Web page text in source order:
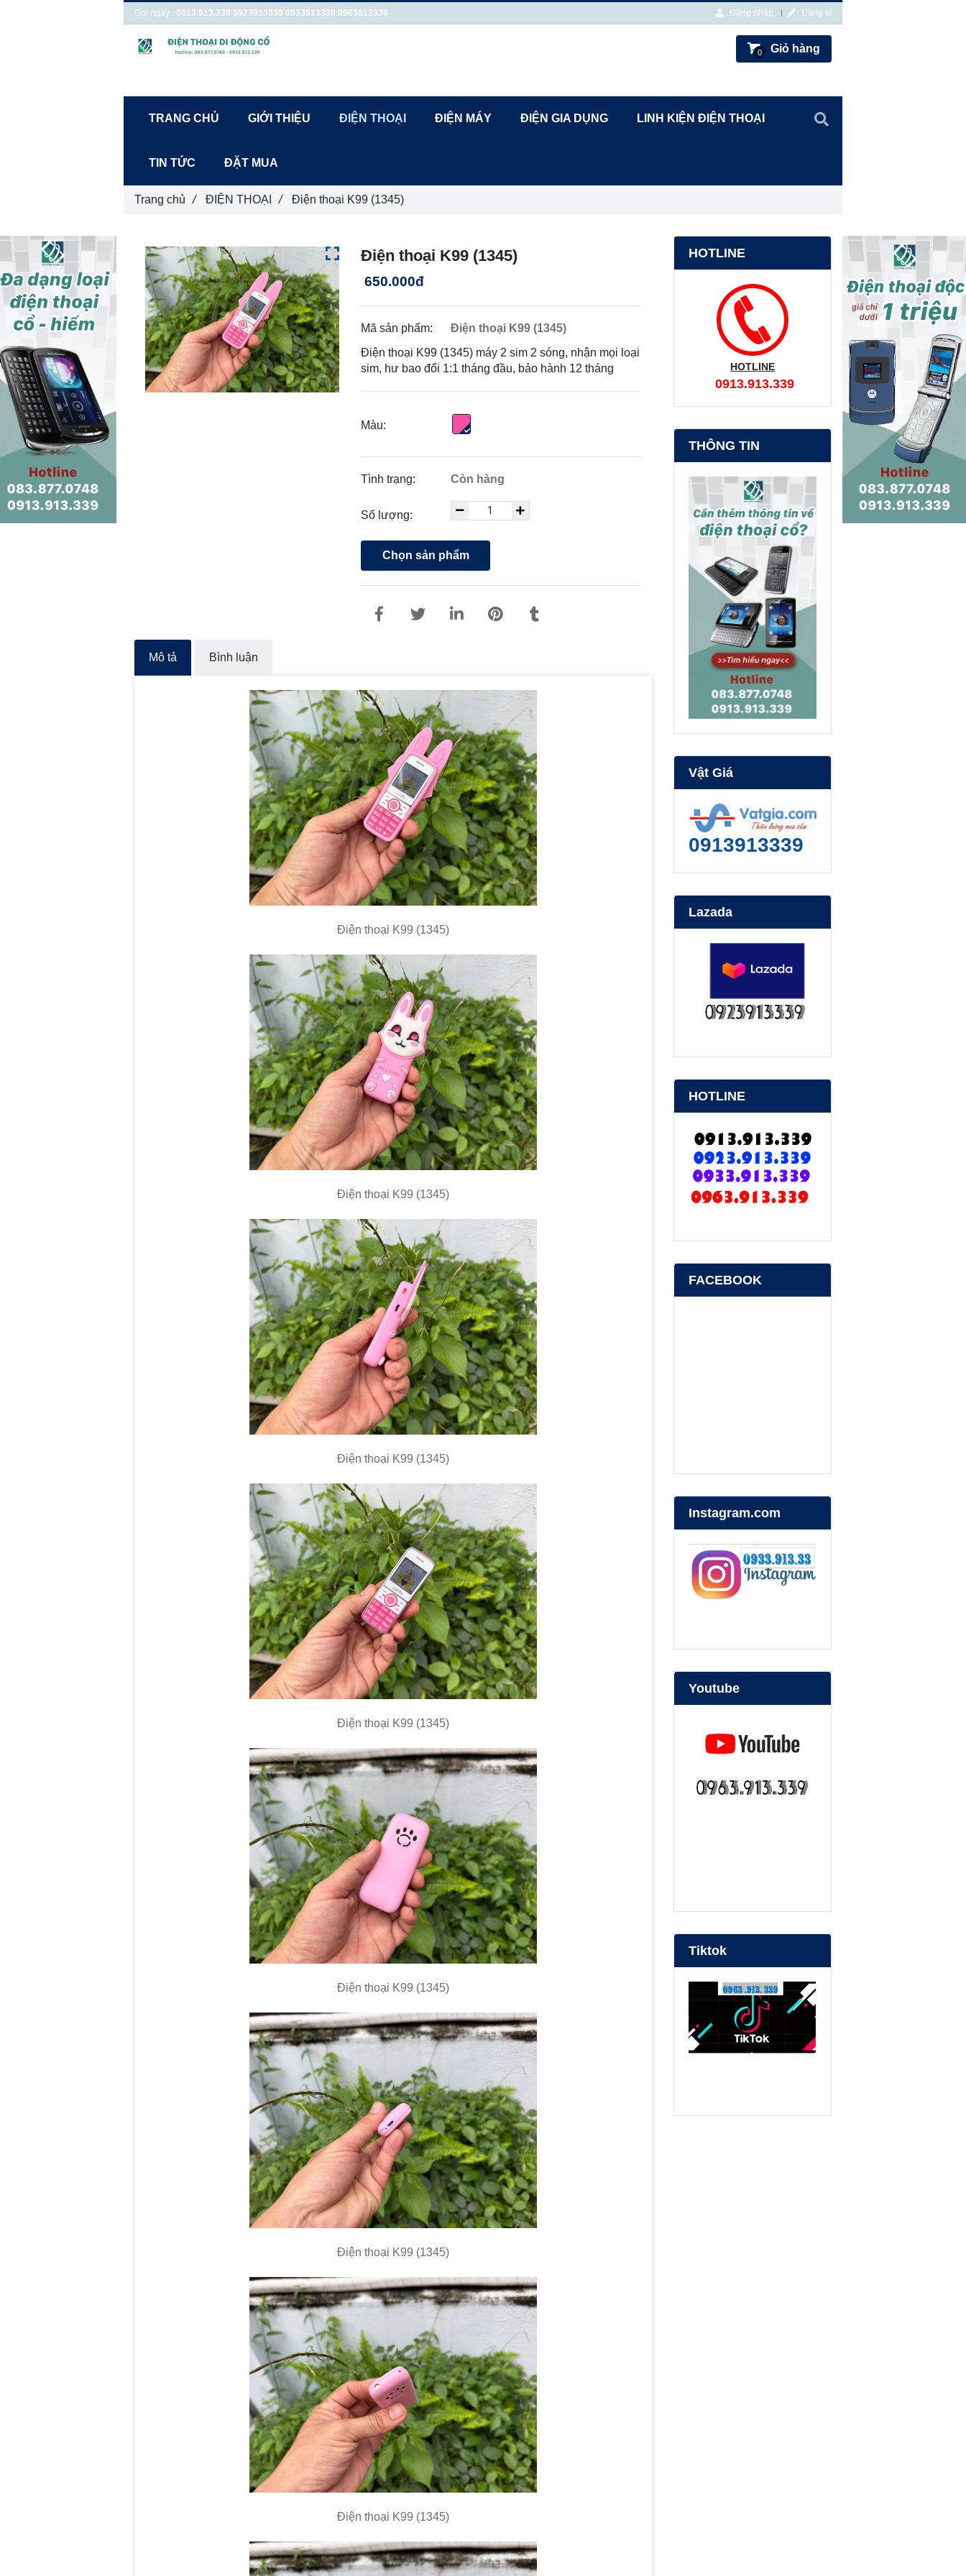
Điện thoại K99 (1345)
650.000đ
Mã sản phẩm:
Điện thoại K99 (1345)
Điện thoại K99 (1345) máy 2 sim 2 sóng, nhận mọi loại
sim, hư bao đổi 1:1 tháng đầu, bảo hành 12 tháng
Màu:
Tình trạng: Còn hàng
Số lượng:
Chọn sản phẩm
Mô tả Bình luận
Điện thoại K99 (1345)
Điện thoại K99 (1345)
Điện thoại K99 (1345)
Điện thoại K99 (1345)
Điện thoại K99 (1345)
Điện thoại K99 (1345)
Điện thoại K99 (1345)
HOTLINE
HOTLINE
0913.913.339
THÔNG TIN
Vật Giá
0913913339
Lazada
HOTLINE
FACEBOOK
Instagram.com
Youtube
Tiktok
Trang chủ / ĐIỆN THOẠI / Điện thoại K99 (1345)
Gọi ngay : 0913.913.339 0923913339 0933913339 0963913339 Đăng nhập Đăng kí
0 Giỏ hàng
TRANG CHỦ GIỚI THIỆU ĐIỆN THOẠI ĐIỆN MÁY ĐIỆN GIA DỤNG LINH KIỆN ĐIỆN THOẠI
TIN TỨC ĐẶT MUA